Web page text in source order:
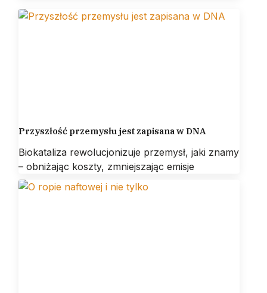
Przyszłość przemysłu jest zapisana w DNA
Biokataliza rewolucjonizuje przemysł, jaki znamy
– obniżając koszty, zmniejszając emisje